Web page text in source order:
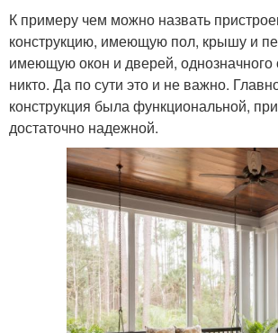
К примеру чем можно назвать
конструкцию, имеющую пол, крышу и
имеющую окон и дверей, однозначного
никто. Да по сути это и не важно.
конструкция была функциональной,
достаточно надежной.